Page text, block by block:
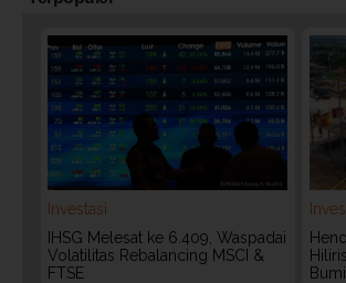
Investasi
IHSG Melesat ke 6.409, Waspadai
Volatilitas Rebalancing MSCI &
FTSE